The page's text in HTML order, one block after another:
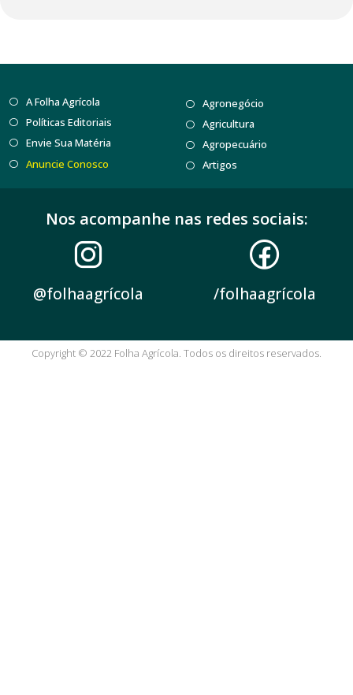
A Folha Agrícola
Políticas Editoriais
Envie Sua Matéria
Anuncie Conosco
Agronegócio
Agricultura
Agropecuário
Artigos
Nos acompanhe nas redes sociais:
@folhaagrícola /folhaagrícola
Copyright © 2022 Folha Agrícola. Todos os direitos reservados.